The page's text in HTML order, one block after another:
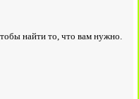
найти то, что вам нужно.